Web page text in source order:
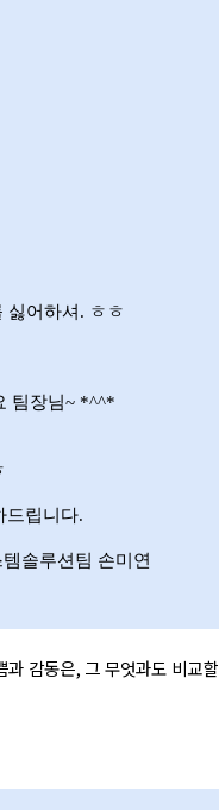
싫어하셔 . ㅎㅎ
팀장님~ *^^*
드립니다.
솔루션팀 손미연
과 감동은, 그 무엇과도 비교